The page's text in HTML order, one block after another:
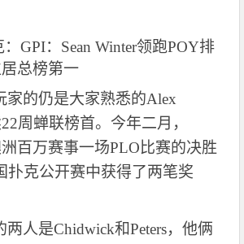
家的仍是大家熟悉的Alex
周蝉联榜首。今年二月，
百万赛事一场PLO比赛的决胜
扑克公开赛中获得了两笔奖
两人是Chidwick和Peters，他俩